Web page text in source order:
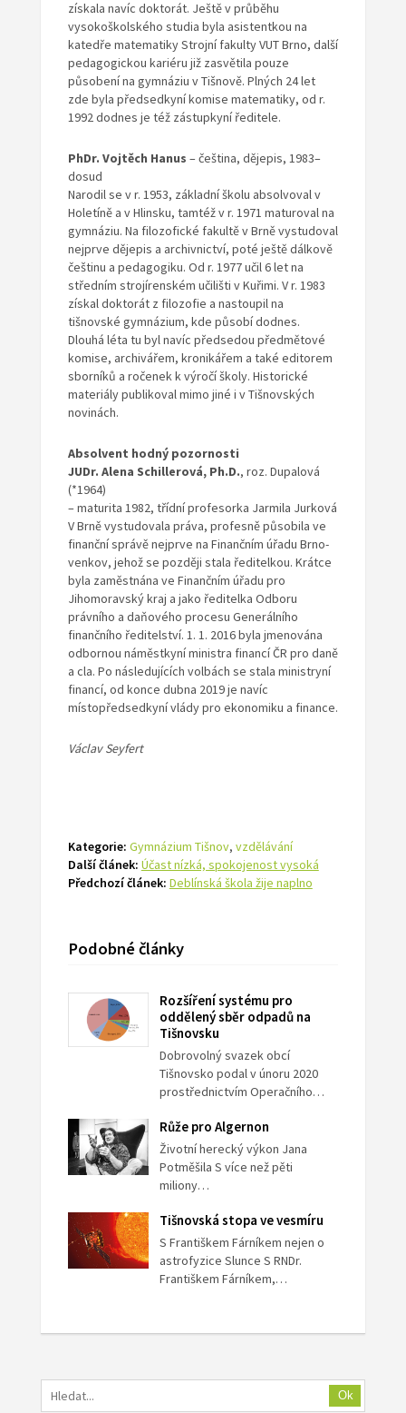
získala navíc doktorát. Ještě v průběhu
vysokoškolského studia byla asistentkou na
katedře matematiky Strojní fakulty VUT Brno, další
pedagogickou kariéru již zasvětila pouze
působení na gymnáziu v Tišnově. Plných 24 let
zde byla předsedkyní komise matematiky, od r.
1992 dodnes je též zástupkyní ředitele.
PhDr. Vojtěch Hanus – čeština, dějepis, 1983–
dosud
Narodil se v r. 1953, základní školu absolvoval v
Holetíně a v Hlinsku, tamtéž v r. 1971 maturoval na
gymnáziu. Na filozofické fakultě v Brně vystudoval
nejprve dějepis a archivnictví, poté ještě dálkově
češtinu a pedagogiku. Od r. 1977 učil 6 let na
středním strojírenském učilišti v Kuřimi. V r. 1983
získal doktorát z filozofie a nastoupil na
tišnovské gymnázium, kde působí dodnes.
Dlouhá léta tu byl navíc předsedou předmětové
komise, archivářem, kronikářem a také editorem
sborníků a ročenek k výročí školy. Historické
materiály publikoval mimo jiné i v Tišnovských
novinách.
Absolvent hodný pozornosti
JUDr. Alena Schillerová, Ph.D., roz. Dupalová
(*1964)
– maturita 1982, třídní profesorka Jarmila Jurková
V Brně vystudovala práva, profesně působila ve
finanční správě nejprve na Finančním úřadu Brno-
venkov, jehož se později stala ředitelkou. Krátce
byla zaměstnána ve Finančním úřadu pro
Jihomoravský kraj a jako ředitelka Odboru
právního a daňového procesu Generálního
finančního ředitelství. 1. 1. 2016 byla jmenována
odbornou náměstkyní ministra financí ČR pro daně
a cla. Po následujících volbách se stala ministryní
financí, od konce dubna 2019 je navíc
místopředsedkyní vlády pro ekonomiku a finance.
Václav Seyfert
Kategorie: Gymnázium Tišnov, vzdělávání
Další článek: Účast nízká, spokojenost vysoká
Předchozí článek: Deblínská škola žije naplno
Podobné články
Rozšíření systému pro
oddělený sběr odpadů na
Tišnovsku
Dobrovolný svazek obcí
Tišnovsko podal v únoru 2020
prostřednictvím Operačního…
Růže pro Algernon
Životní herecký výkon Jana
Potměšila S více než pěti
miliony…
Tišnovská stopa ve vesmíru
S Františkem Fárníkem nejen o
astrofyzice Slunce S RNDr.
Františkem Fárníkem,…
Ok